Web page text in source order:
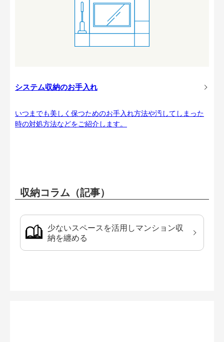
システム収納のお手入れ
いつまでも美しく保つためのお手入れ方法や汚してしまった
時の対処方法などをご紹介します。
収納コラム（記事）
少ないスペースを活用しマンション収
納を纏める